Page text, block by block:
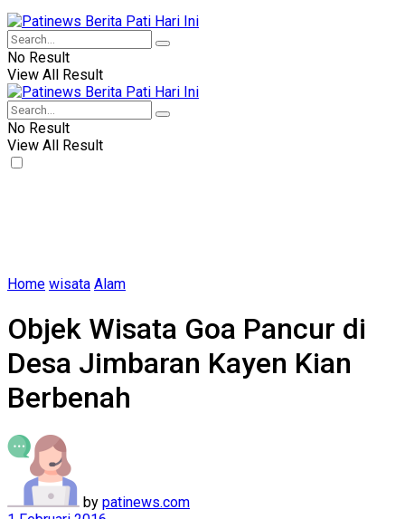
No Result
View All Result
No Result
View All Result
Home wisata Alam
Objek Wisata Goa Pancur di
Desa Jimbaran Kayen Kian
Berbenah
by patinews.com